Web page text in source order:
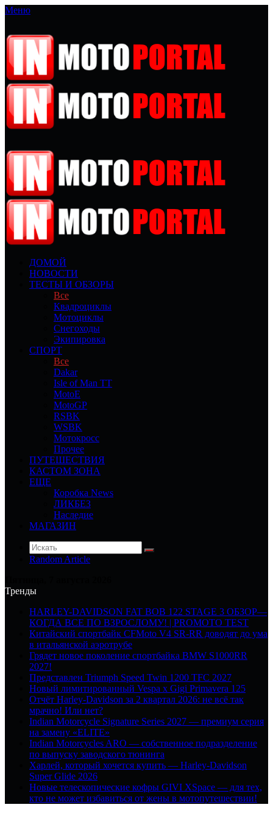
Меню
ДОМОЙ
НОВОСТИ
ТЕСТЫ И ОБЗОРЫ
Все
Квадроциклы
Мотоциклы
Снегоходы
Экипировка
СПОРТ
Все
Dakar
Isle of Man TT
MotoE
MotoGP
RSBK
WSBK
Мотокросс
Прочее
ПУТЕШЕСТВИЯ
КАСТОМ ЗОНА
ЕЩЕ
Коробка News
ЛИКБЕЗ
Наследие
МАГАЗИН
Random Article
Тренды
HARLEY-DAVIDSON FAT BOB 122 STAGE 3 ОБЗОР—
КОГДА ВСЕ ПО ВЗРОСЛОМУ! | PROMOTO TEST
Китайский спортбайк CFMoto V4 SR-RR доводят до ума
в итальянской аэротрубе
Грядет новое поколение спортбайка BMW S1000RR
2027!
Представлен Triumph Speed Twin 1200 TFC 2027
Новый лимитированный Vespa x Gigi Primavera 125
Отчёт Harley-Davidson за 2 квартал 2026: не всё так
мрачно! Или нет?
Indian Motorcycle Signature Series 2027 — премиум серия
на замену «ELITE»
Indian Motorcycles ARO — собственное подразделение
по выпуску заводского тюнинга
Харлей, который хочется купить — Harley-Davidson
Super Glide 2026
Новые телескопические кофры GIVI XSpace — для тех,
кто не может избавиться от жены в мотопутешествии!